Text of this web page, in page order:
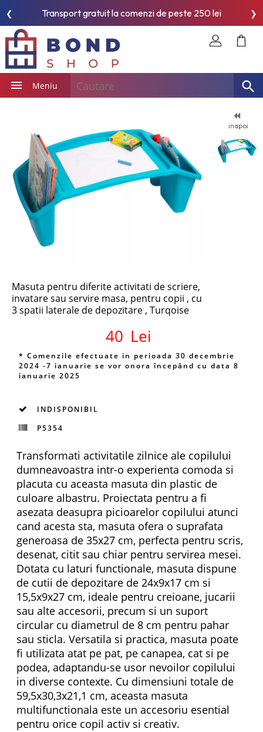
Transport gratuit la comenzi de peste 250 lei
❮ ❯
Meniu
inapoi
Masuta pentru diferite activitati de scriere,
invatare sau servire masa, pentru copii , cu
3 spatii laterale de depozitare , Turqoise
40 Lei
* Comenzile efectuate in perioada 30 decembrie
2024 -7 ianuarie se vor onora începând cu data 8
ianuarie 2025
INDISPONIBIL
P5354
Transformati activitatile zilnice ale copilului
dumneavoastra intr-o experienta comoda si
placuta cu aceasta masuta din plastic de
culoare albastru. Proiectata pentru a fi
asezata deasupra picioarelor copilului atunci
cand acesta sta, masuta ofera o suprafata
generoasa de 35x27 cm, perfecta pentru scris,
desenat, citit sau chiar pentru servirea mesei.
Dotata cu laturi functionale, masuta dispune
de cutii de depozitare de 24x9x17 cm si
15,5x9x27 cm, ideale pentru creioane, jucarii
sau alte accesorii, precum si un suport
circular cu diametrul de 8 cm pentru pahar
sau sticla. Versatila si practica, masuta poate
fi utilizata atat pe pat, pe canapea, cat si pe
podea, adaptandu-se usor nevoilor copilului
in diverse contexte. Cu dimensiuni totale de
59,5x30,3x21,1 cm, aceasta masuta
multifunctionala este un accesoriu esential
pentru orice copil activ si creativ.